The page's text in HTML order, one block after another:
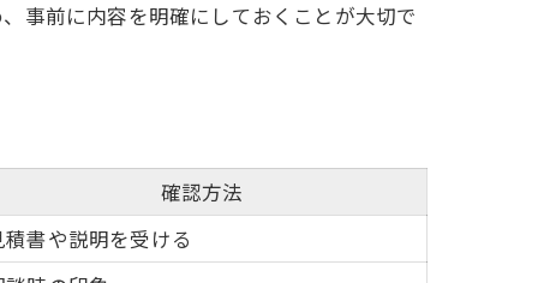
事前に内容を明確にしておくことが大切で
確認方法
積書や説明を受ける